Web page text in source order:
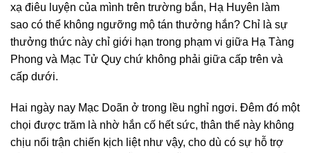
xạ điêu luyện của mình trên trường bắn, Hạ Huyên làm
sao có thể không ngưỡng mộ tán thưởng hắn? Chỉ là sự
thưởng thức này chỉ giới hạn trong phạm vi giữa Hạ Tàng
Phong và Mạc Tử Quy chứ không phải giữa cấp trên và
cấp dưới.
Hai ngày nay Mạc Doãn ở trong lều nghỉ ngơi. Đêm đó một
chọi được trăm là nhờ hắn cố hết sức, thân thể này không
chịu nổi trận chiến kịch liệt như vậy, cho dù có sự hỗ trợ